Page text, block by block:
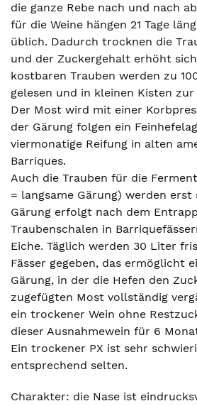
die ganze Rebe nach und nach
für die Weine hängen 21 Tage
üblich. Dadurch trocknen die
und der Zuckergehalt erhöht
kostbaren Trauben werden zu
gelesen und in kleinen Kisten zur
Der Most wird mit einer
der Gärung folgen ein
viermonatige Reifung in alten
Barriques.
Auch die Trauben für die
= langsame Gärung) werden erst
Gärung erfolgt nach dem
Traubenschalen in
Eiche. Täglich werden 30 Liter
Fässer gegeben, das ermöglicht
Gärung, in der die Hefen den
zugefügten Most vollständig
ein trockener Wein ohne
dieser Ausnahmewein für 6
Ein trockener PX ist sehr
entsprechend selten.
Charakter: die Nase ist